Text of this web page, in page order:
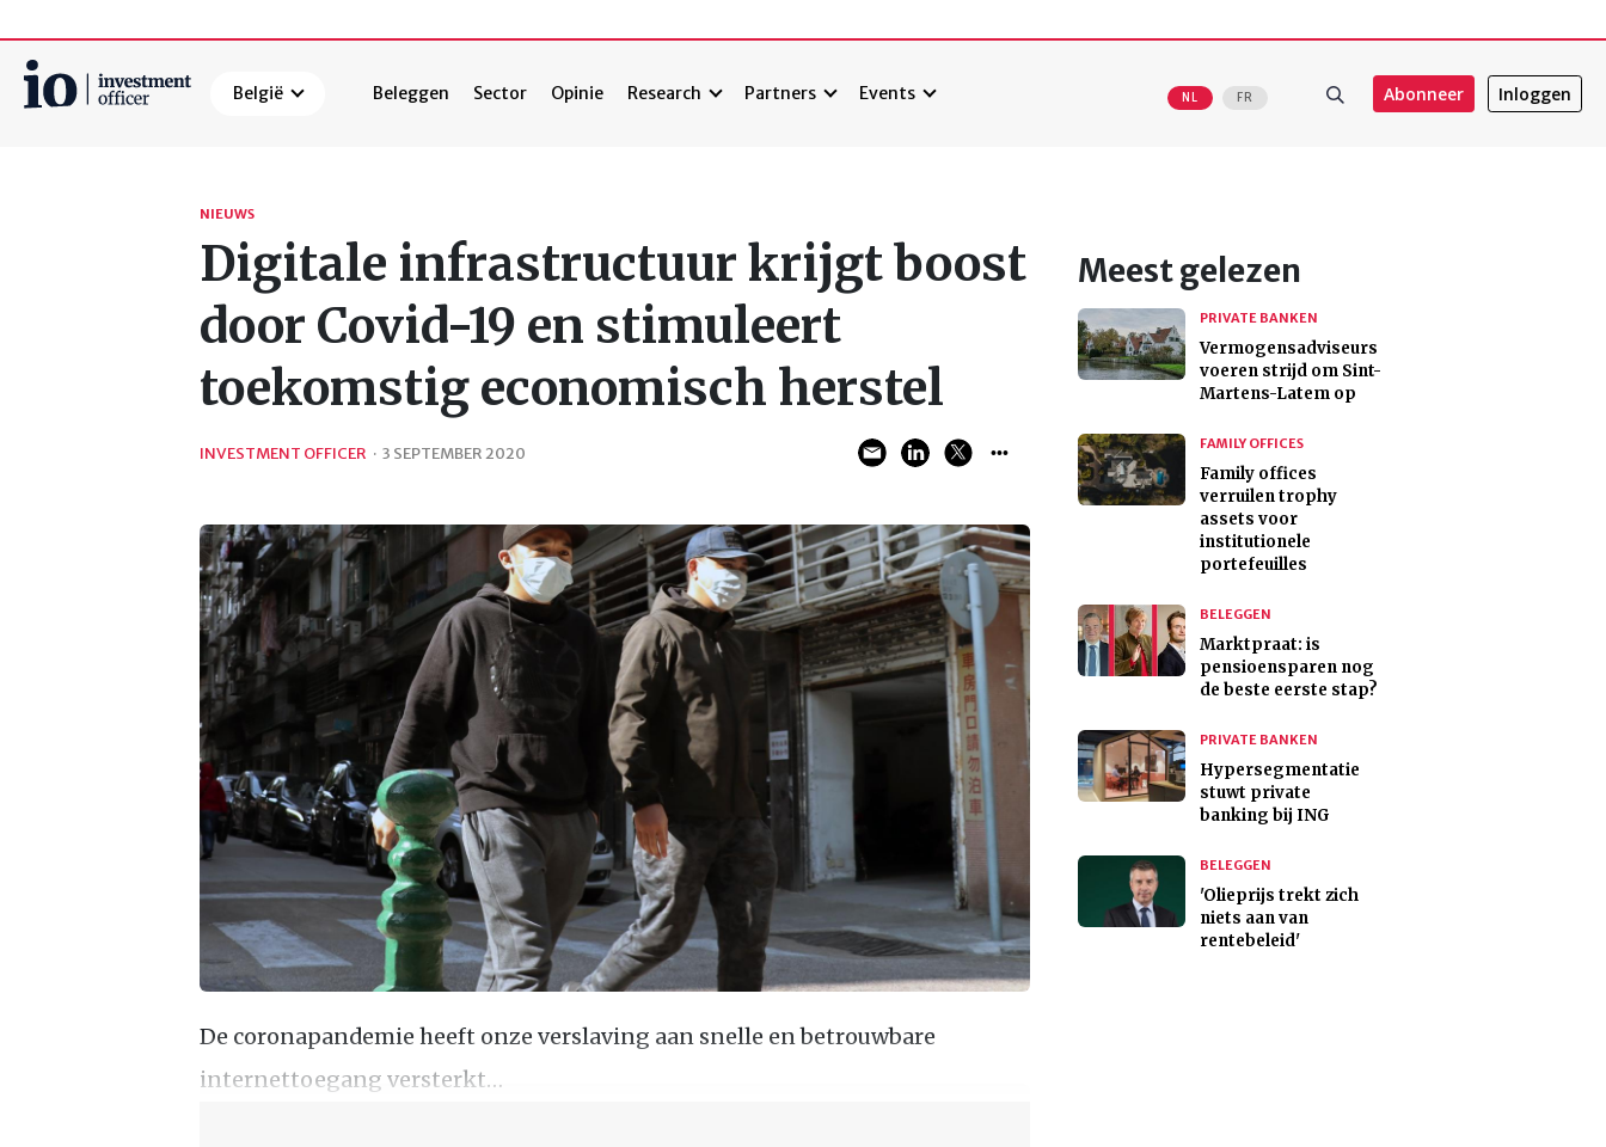
België Beleggen Sector Opinie Research Partners Events NL FR Abonneer Inloggen
NIEUWS
Digitale infrastructuur krijgt boost
door Covid-19 en stimuleert
toekomstig economisch herstel
INVESTMENT OFFICER · 3 SEPTEMBER 2020
De coronapandemie heeft onze verslaving aan snelle en betrouwbare
internettoegang versterkt…
Meest gelezen
PRIVATE BANKEN
Vermogensadviseurs
voeren strijd om Sint-
Martens-Latem op
FAMILY OFFICES
Family offices
verruilen trophy
assets voor
institutionele
portefeuilles
BELEGGEN
Marktpraat: is
pensioensparen nog
de beste eerste stap?
PRIVATE BANKEN
Hypersegmentatie
stuwt private
banking bij ING
BELEGGEN
'Olieprijs trekt zich
niets aan van
rentebeleid'